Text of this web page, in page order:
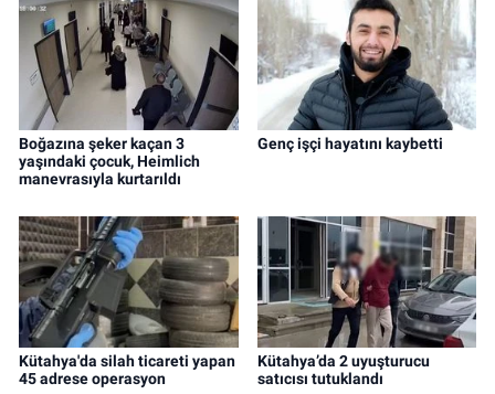
Boğazına şeker kaçan 3
yaşındaki çocuk, Heimlich
manevrasıyla kurtarıldı
Genç işçi hayatını kaybetti
Kütahya'da silah ticareti yapan
45 adrese operasyon
Kütahya’da 2 uyuşturucu
satıcısı tutuklandı